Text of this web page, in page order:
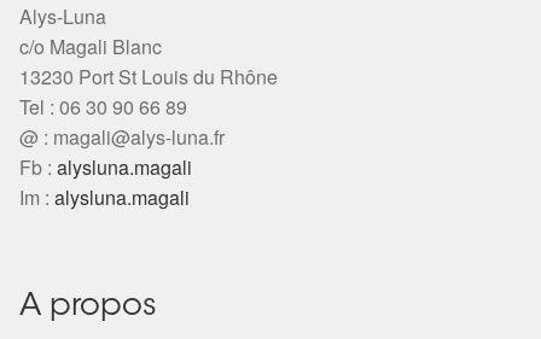
Alys-Luna
c/o Magali Blanc
13230 Port St Louis du Rhône
Tel : 06 30 90 66 89
@ : magali@alys-luna.fr
Fb : alysluna.magali
Im : alysluna.magali
A propos